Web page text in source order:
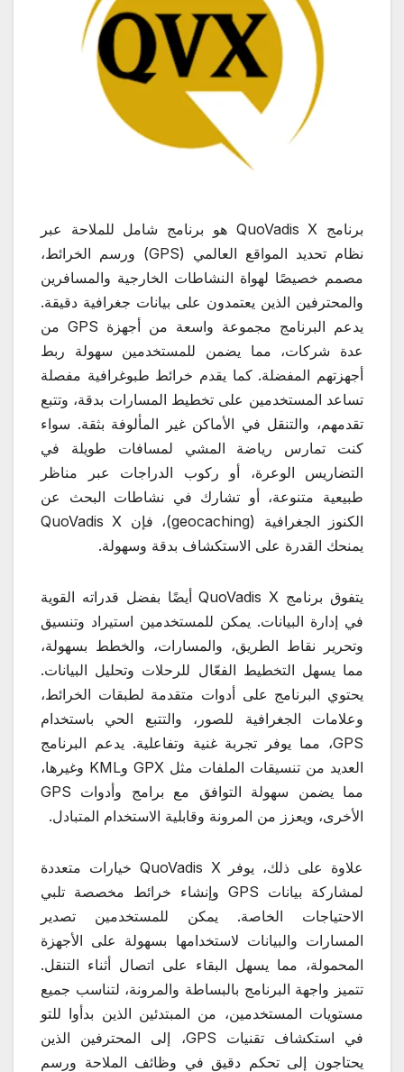
برنامج QuoVadis X هو برنامج شامل للملاحة عبر
نظام تحديد المواقع العالمي (GPS) ورسم الخرائط،
مصمم خصيصًا لهواة النشاطات الخارجية والمسافرين
والمحترفين الذين يعتمدون على بيانات جغرافية دقيقة.
يدعم البرنامج مجموعة واسعة من أجهزة GPS من
عدة شركات، مما يضمن للمستخدمين سهولة ربط
أجهزتهم المفضلة. كما يقدم خرائط طبوغرافية مفصلة
تساعد المستخدمين على تخطيط المسارات بدقة، وتتبع
تقدمهم، والتنقل في الأماكن غير المألوفة بثقة. سواء
كنت تمارس رياضة المشي لمسافات طويلة في
التضاريس الوعرة، أو ركوب الدراجات عبر مناظر
طبيعية متنوعة، أو تشارك في نشاطات البحث عن
الكنوز الجغرافية (geocaching)، فإن QuoVadis X
يمنحك القدرة على الاستكشاف بدقة وسهولة.
يتفوق برنامج QuoVadis X أيضًا بفضل قدراته القوية
في إدارة البيانات. يمكن للمستخدمين استيراد وتنسيق
وتحرير نقاط الطريق، والمسارات، والخطط بسهولة،
مما يسهل التخطيط الفعّال للرحلات وتحليل البيانات.
يحتوي البرنامج على أدوات متقدمة لطبقات الخرائط،
وعلامات الجغرافية للصور، والتتبع الحي باستخدام
GPS، مما يوفر تجربة غنية وتفاعلية. يدعم البرنامج
العديد من تنسيقات الملفات مثل GPX وKML وغيرها،
مما يضمن سهولة التوافق مع برامج وأدوات GPS
الأخرى، ويعزز من المرونة وقابلية الاستخدام المتبادل.
علاوة على ذلك، يوفر QuoVadis X خيارات متعددة
لمشاركة بيانات GPS وإنشاء خرائط مخصصة تلبي
الاحتياجات الخاصة. يمكن للمستخدمين تصدير
المسارات والبيانات لاستخدامها بسهولة على الأجهزة
المحمولة، مما يسهل البقاء على اتصال أثناء التنقل.
تتميز واجهة البرنامج بالبساطة والمرونة، لتناسب جميع
مستويات المستخدمين، من المبتدئين الذين بدأوا للتو
في استكشاف تقنيات GPS، إلى المحترفين الذين
يحتاجون إلى تحكم دقيق في وظائف الملاحة ورسم